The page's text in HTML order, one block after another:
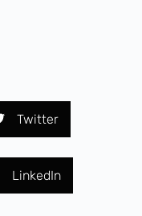
Twitter
LinkedIn